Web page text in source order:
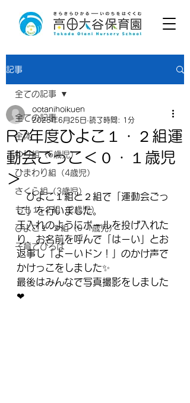
記事
全ての記事
全体
ゆり組（5歳児）
ひまわり組（4歳児）
さくら組（3歳児）
もも１･２組（2歳児）
ひよこ１･２組（0･1歳児）
子育てひろば
全ての記事
R7年度ひよこ１・２組運
動会ごっこ＜０・１歳児
＞
ootanihoikuen
2025年6月25日 読了時間: 1分
ひよこ１組と２組で「運動会ごっ
こ」を行いました。
玉入れのようにボールを投げ入れた
り、お名前を呼んで「はーい」とお
返事し「よーいドン！」のかけ声で
かけっこをしました✨
最後はみんなで写真撮影をしました
❤